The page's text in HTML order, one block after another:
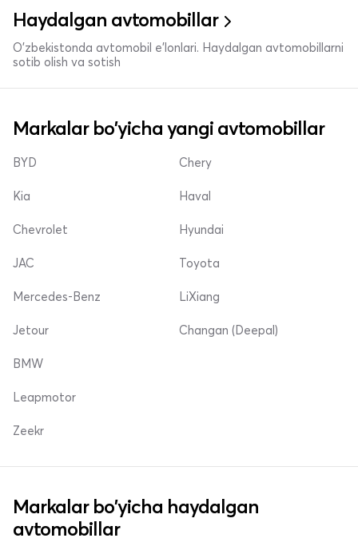
Haydalgan avtomobillar
O'zbekistonda avtomobil e’lonlari. Haydalgan avtomobillarni
sotib olish va sotish
Markalar bo'yicha yangi avtomobillar
BYD
Kia
Chevrolet
Chery
Haval
Hyundai
JAC
Mercedes-Benz
Jetour
Toyota
LiXiang
Changan (Deepal)
BMW
Leapmotor
Zeekr
Markalar bo'yicha haydalgan
avtomobillar